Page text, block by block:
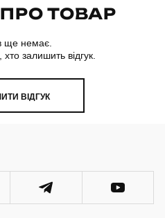
ТОВАР
ще немає.
залишить відгук.
ВІДГУК